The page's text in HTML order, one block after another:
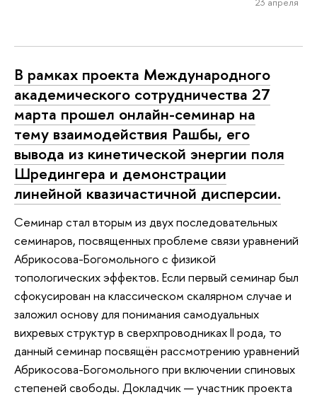
В рамках проекта Международного
академического сотрудничества 27
марта прошел онлайн-семинар на
тему взаимодействия Рашбы, его
вывода из кинетической энергии поля
Шредингера и демонстрации
линейной квазичастичной дисперсии.
Семинар стал вторым из двух последовательных
семинаров, посвященных проблеме связи уравнений
Абрикосова-Богомольного с физикой
топологических эффектов. Если первый семинар был
сфокусирован на классическом скалярном случае и
заложил основу для понимания самодуальных
вихревых структур в сверхпроводниках II рода, то
данный семинар посвящён рассмотрению уравнений
Абрикосова-Богомольного при включении спиновых
степеней свободы. Докладчик — участник проекта